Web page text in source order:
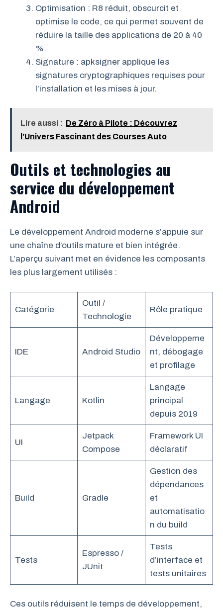
Optimisation : R8 réduit, obscurcit et
optimise le code, ce qui permet souvent de
réduire la taille des applications de 20 à 40
%.
Signature : apksigner applique les
signatures cryptographiques requises pour
l’installation et les mises à jour.
Lire aussi : De Zéro à Pilote : Découvrez
l’Univers Fascinant des Courses Auto
Outils et technologies au
service du développement
Android
Le développement Android moderne s’appuie sur
une chaîne d’outils mature et bien intégrée.
L’aperçu suivant met en évidence les composants
les plus largement utilisés :
Catégorie
Outil /
Technologie
Rôle pratique
IDE Android Studio
Développeme
nt, débogage
et profilage
Langage Kotlin
Langage
principal
depuis 2019
UI
Jetpack
Compose
Framework UI
déclaratif
Build Gradle
Gestion des
dépendances
et
automatisatio
n du build
Tests
Espresso /
JUnit
Tests
d’interface et
tests unitaires
Ces outils réduisent le temps de développement,